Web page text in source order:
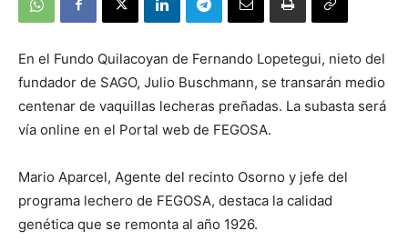
En el Fundo Quilacoyan de Fernando Lopetegui, nieto del
fundador de SAGO, Julio Buschmann, se transarán medio
centenar de vaquillas lecheras preñadas. La subasta será
vía online en el Portal web de FEGOSA.
Mario Aparcel, Agente del recinto Osorno y jefe del
programa lechero de FEGOSA, destaca la calidad
genética que se remonta al año 1926.